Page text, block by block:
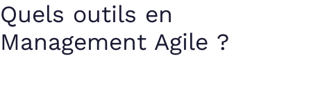
Quels outils en
Management Agile ?